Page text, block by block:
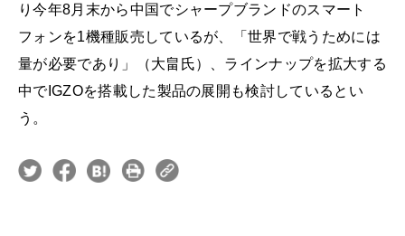
り今年8月末から中国でシャープブランドのスマート
フォンを1機種販売しているが、「世界で戦うためには
量が必要であり」（大畠氏）、ラインナップを拡大する
中でIGZOを搭載した製品の展開も検討しているとい
う。